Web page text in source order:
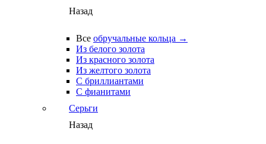
Назад
Все обручальные кольца →
Из белого золота
Из красного золота
Из желтого золота
С бриллиантами
С фианитами
Серьги
Назад